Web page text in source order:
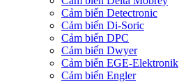
Cảm biến Detectronic
Cảm biến Di-Soric
Cảm biến DPC
Cảm biến Dwyer
Cảm biến EGE-Elektronik
Cảm biến Engler